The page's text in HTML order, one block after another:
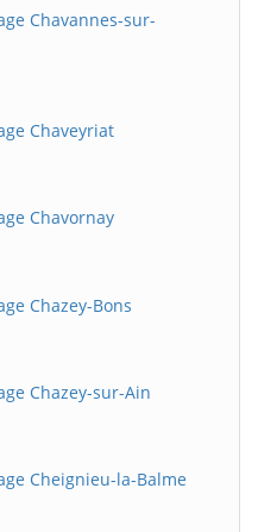
Chavannes-sur-
Chaveyriat
Chavornay
Chazey-Bons
Chazey-sur-Ain
Cheignieu-la-Balme